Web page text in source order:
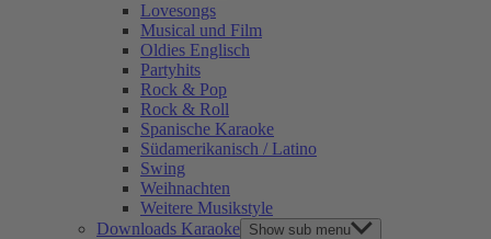
Lovesongs
Musical und Film
Oldies Englisch
Partyhits
Rock & Pop
Rock & Roll
Spanische Karaoke
Südamerikanisch / Latino
Swing
Weihnachten
Weitere Musikstyle
Downloads Karaoke Show sub menu